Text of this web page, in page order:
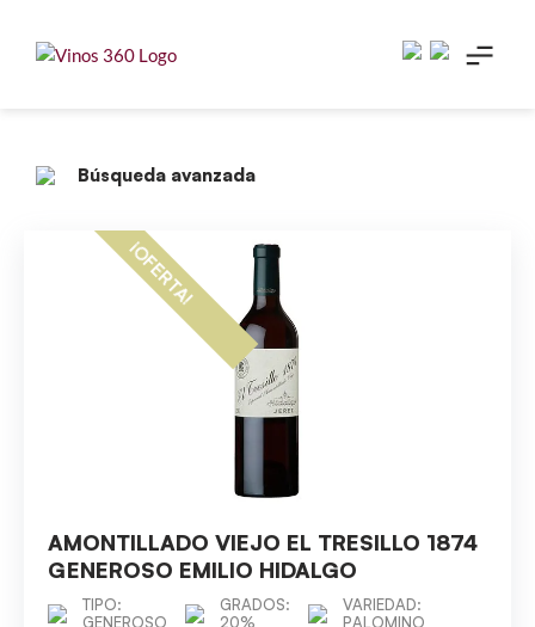
content
Búsqueda avanzada
¡OFERTA!
AMONTILLADO VIEJO EL TRESILLO 1874
GENEROSO EMILIO HIDALGO
TIPO:
GENEROSO
GRADOS:
20%
VARIEDAD:
PALOMINO